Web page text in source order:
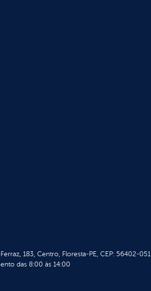
183, Centro, Floresta-PE, CEP: 56402-051
das 8:00 às 14:00